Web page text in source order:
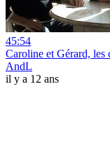
45:54
Caroline et Gérard, les
AndL
il y a 12 ans